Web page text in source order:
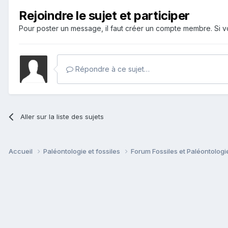
Rejoindre le sujet et participer
Pour poster un message, il faut créer un compte membre. Si
Répondre à ce sujet…
Aller sur la liste des sujets
Accueil Paléontologie et fossiles Forum Fossiles et